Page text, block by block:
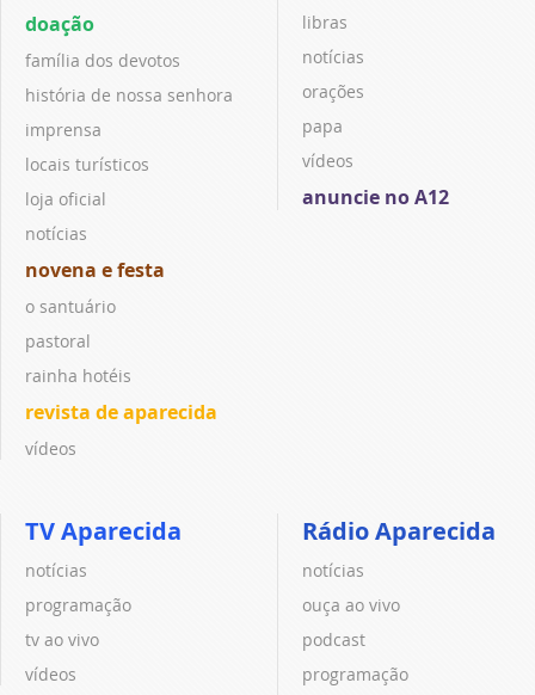
doação
família dos devotos
história de nossa senhora
imprensa
locais turísticos
loja oficial
notícias
novena e festa
o santuário
pastoral
rainha hotéis
revista de aparecida
vídeos
libras
notícias
orações
papa
vídeos
anuncie no A12
TV Aparecida
notícias
programação
tv ao vivo
vídeos
Rádio Aparecida
notícias
ouça ao vivo
podcast
programação